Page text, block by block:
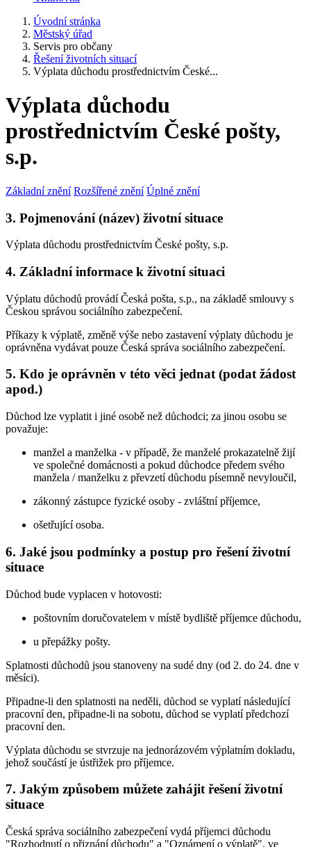
Úvodní stránka
Městský úřad
Servis pro občany
Řešení životních situací
Výplata důchodu prostřednictvím České...
Výplata důchodu
prostřednictvím České pošty,
s.p.
Základní znění Rozšířené znění Úplné znění
3. Pojmenování (název) životní situace
Výplata důchodu prostřednictvím České pošty, s.p.
4. Základní informace k životní situaci
Výplatu důchodů provádí Česká pošta, s.p., na základě smlouvy s
Českou správou sociálního zabezpečení.
Příkazy k výplatě, změně výše nebo zastavení výplaty důchodu je
oprávněna vydávat pouze Česká správa sociálního zabezpečení.
5. Kdo je oprávněn v této věci jednat (podat žádost
apod.)
Důchod lze vyplatit i jiné osobě než důchodci; za jinou osobu se
považuje:
manžel a manželka - v případě, že manželé prokazatelně žijí
ve společné domácnosti a pokud důchodce předem svého
manžela / manželku z převzetí důchodu písemně nevyloučil,
zákonný zástupce fyzické osoby - zvláštní příjemce,
ošetřující osoba.
6. Jaké jsou podmínky a postup pro řešení životní
situace
Důchod bude vyplacen v hotovosti:
poštovním doručovatelem v místě bydliště příjemce důchodu,
u přepážky pošty.
Splatnosti důchodů jsou stanoveny na sudé dny (od 2. do 24. dne v
měsíci).
Připadne-li den splatnosti na neděli, důchod se vyplatí následující
pracovní den, připadne-li na sobotu, důchod se vyplatí předchozí
pracovní den.
Výplata důchodu se stvrzuje na jednorázovém výplatním dokladu,
jehož součástí je ústřižek pro příjemce.
7. Jakým způsobem můžete zahájit řešení životní
situace
Česká správa sociálního zabezpečení vydá příjemci důchodu
"Rozhodnutí o přiznání důchodu" a "Oznámení o výplatě", ve